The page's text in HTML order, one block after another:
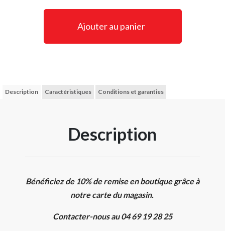
Ajouter au panier
Description Caractéristiques Conditions et garanties
Description
Bénéficiez de 10% de remise en boutique grâce à
notre carte du magasin.
Contacter-nous au 04 69 19 28 25